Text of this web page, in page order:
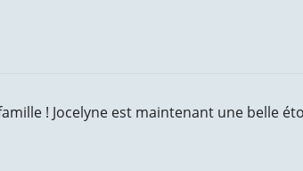
! Jocelyne est maintenant une belle